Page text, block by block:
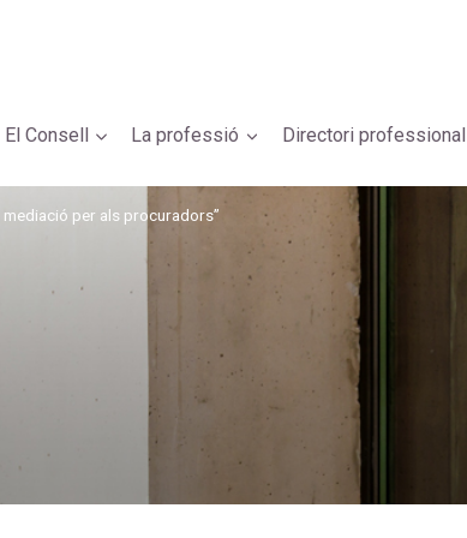
El Consell La professió Directori professional
per als procuradors”